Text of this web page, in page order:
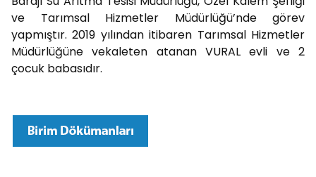
ve Tarımsal Hizmetler Müdürlüğü’nde görev
yapmıştır. 2019 yılından itibaren Tarımsal Hizmetler
Müdürlüğüne vekaleten atanan VURAL evli ve 2
çocuk babasıdır.